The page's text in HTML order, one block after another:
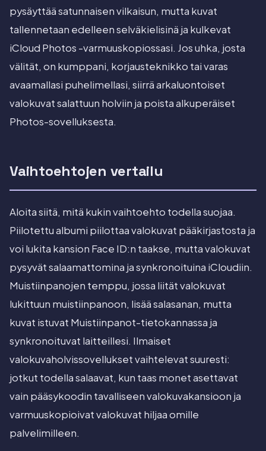
pysäyttää satunnaisen vilkaisun, mutta kuvat
tallennetaan edelleen selväkielisinä ja kulkevat
iCloud Photos -varmuuskopiossasi. Jos uhka, josta
välität, on kumppani, korjausteknikko tai varas
avaamallasi puhelimellasi, siirrä arkaluontoiset
valokuvat salattuun holviin ja poista alkuperäiset
Photos-sovelluksesta.
Vaihtoehtojen vertailu
Aloita siitä, mitä kukin vaihtoehto todella suojaa.
Piilotettu albumi piilottaa valokuvat pääkirjastosta ja
voi lukita kansion Face ID:n taakse, mutta valokuvat
pysyvät salaamattomina ja synkronoituina iCloudiin.
Muistiinpanojen temppu, jossa liität valokuvat
lukittuun muistiinpanoon, lisää salasanan, mutta
kuvat istuvat Muistiinpanot-tietokannassa ja
synkronoituvat laitteillesi. Ilmaiset
valokuvaholvissovellukset vaihtelevat suuresti:
jotkut todella salaavat, kun taas monet asettavat
vain pääsykoodin tavalliseen valokuvakansioon ja
varmuuskopioivat valokuvat hiljaa omille
palvelimilleen.